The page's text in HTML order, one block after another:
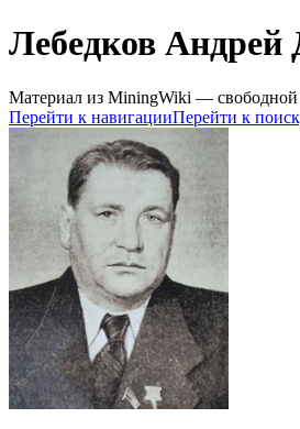
Лебедков Андрей
Материал из MiningWiki — свободной
Перейти к навигацииПерейти к